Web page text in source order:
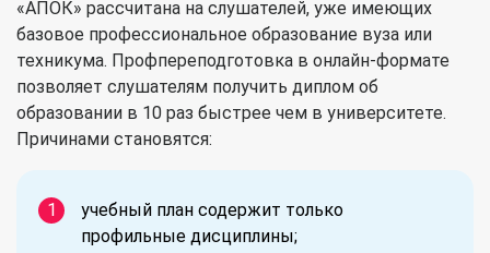
«АПОК» рассчитана на слушателей, уже имеющих
базовое профессиональное образование вуза или
техникума. Профпереподготовка в онлайн-формате
позволяет слушателям получить диплом об
образовании в 10 раз быстрее чем в университете.
Причинами становятся:
учебный план содержит только
профильные дисциплины;